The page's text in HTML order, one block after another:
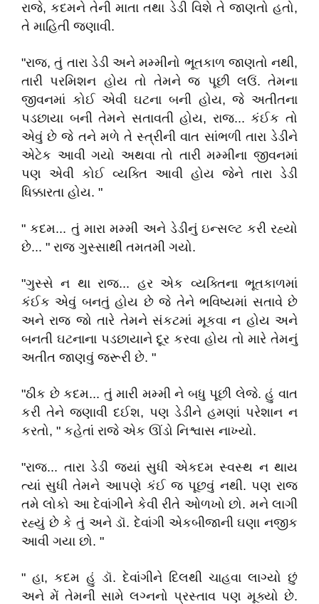
રાજે, કદમને તેની માતા તથા ડેડી વિશે તે જાણતો હતો,
તે માહિતી જણાવી.
"રાજ, તું તારા ડેડી અને મમ્મીનો ભૂતકાળ જાણતો નથી,
તારી પરમિશન હોય તો તેમને જ પૂછી લઉં. તેમના
જીવનમાં કોઈ એવી ઘટના બની હોય, જે અતીતના
પડછાયા બની તેમને સતાવતી હોય, રાજ... કંઈક તો
એવું છે જે તને મળે તે સ્ત્રીની વાત સાંભળી તારા ડેડીને
એટેક આવી ગયો અથવા તો તારી મમ્મીના જીવનમાં
પણ એવી કોઈ વ્યક્તિ આવી હોય જેને તારા ડેડી
ધિક્કારતા હોય. "
" કદમ... તું મારા મમ્મી અને ડેડીનું ઇન્સલ્ટ કરી રહ્યો
છે... " રાજ ગુસ્સાથી તમતમી ગયો.
"ગુસ્સે ન થા રાજ... હર એક વ્યક્તિના ભૂતકાળમાં
કંઈક એવું બનતું હોય છે જે તેને ભવિષ્યમાં સતાવે છે
અને રાજ જો તારે તેમને સંકટમાં મૂકવા ન હોય અને
બનતી ઘટનાના પડછાયાને દૂર કરવા હોય તો મારે તેમનું
અતીત જાણવું જરૂરી છે. "
"ઠીક છે કદમ... તું મારી મમ્મી ને બધુ પૂછી લેજે. હું વાત
કરી તેને જણાવી દઈશ, પણ ડેડીને હમણાં પરેશાન ન
કરતો, " કહેતાં રાજે એક ઊંડો નિશ્વાસ નાખ્યો.
"રાજ... તારા ડેડી જ્યાં સુધી એકદમ સ્વસ્થ ન થાય
ત્યાં સુધી તેમને આપણે કંઈ જ પૂછવું નથી. પણ રાજ
તમે લોકો આ દેવાંગીને કેવી રીતે ઓળખો છો. મને લાગી
રહ્યું છે કે તું અને ડૉ. દેવાંગી એકબીજાની ઘણા નજીક
આવી ગયા છો. "
" હા, કદમ હું ડૉ. દેવાંગીને દિલથી ચાહવા લાગ્યો છું
અને મેં તેમની સામે લગ્નનો પ્રસ્તાવ પણ મૂક્યો છે.